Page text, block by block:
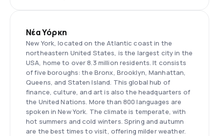
Νέα Υόρκη
New York, located on the Atlantic coast in the
northeastern United States, is the largest city in the
USA, home to over 8.3 million residents. It consists
of five boroughs: the Bronx, Brooklyn, Manhattan,
Queens, and Staten Island. This global hub of
finance, culture, and art is also the headquarters of
the United Nations. More than 800 languages are
spoken in New York. The climate is temperate, with
hot summers and cold winters. Spring and autumn
are the best times to visit, offering milder weather.